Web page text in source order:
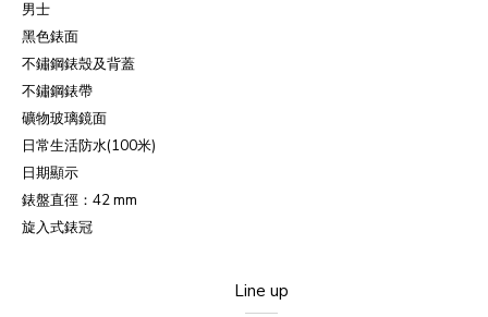
男士
黑色錶面
不鏽鋼錶殼及背蓋
不鏽鋼錶帶
礦物玻璃鏡面
日常生活防水(100米)
日期顯示
錶盤直徑： 42 mm
旋入式錶冠
Line up